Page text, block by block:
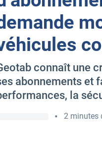
connaît une
abonnements et
la
• 2 minutes